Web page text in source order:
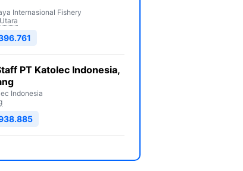
Internasional Fishery
PT Katolec Indonesia,
Indonesia